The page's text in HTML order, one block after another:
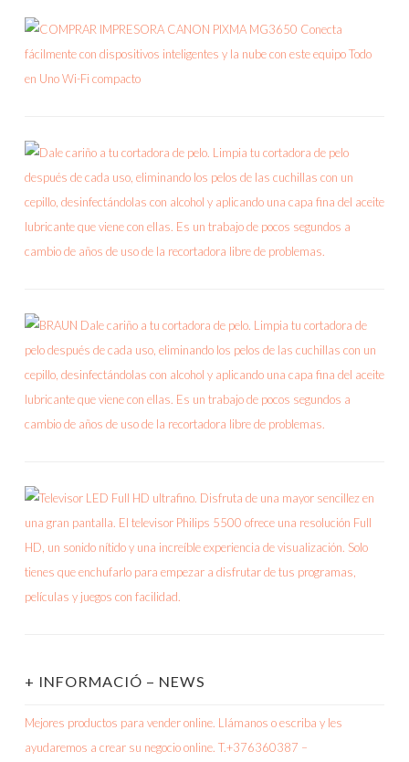
+ INFORMACIÓ – NEWS
Mejores productos para vender online. Llámanos o escriba y les
ayudaremos a crear su negocio online. T.+376360387 –